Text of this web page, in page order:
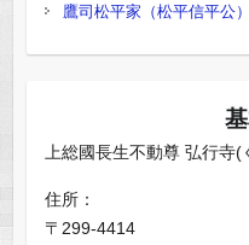
鷹司松平家（松平信平公
上総國長生不動尊 弘行寺(
住所：
〒299-4414